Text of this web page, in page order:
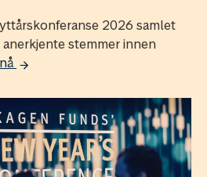
2026 samlet
stemmer innen